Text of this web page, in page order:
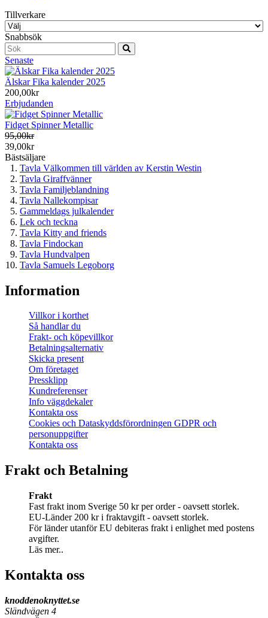
Tillverkare
Snabbsök
Senaste
Älskar Fika kalender 2025
200,00kr
Erbjudanden
Fidget Spinner Metallic
95,00kr
39,00kr
Bästsäljare
Tavla Välkommen till världen av Kerstin Westin
Tavla Giraffvänner
Tavla Familjeblandning
Tavla Nallekompisar
Gammeldags julkalender
Lek och teckna
Tavla Kitty and friends
Tavla Findockan
Tavla Hundvalpen
Tavla Samuels Legoborg
Information
Villkor i korthet
Så handlar du
Frakt- och köpevillkor
Betalningsalternativ
Skicka present
Om företaget
Pressklipp
Kundreferenser
Info väggdekaler
Kontakta oss
Cookies och Dataskyddsförordningen GDPR och
personuppgifter
Kontakta oss
Frakt och Betalning
Frakt
Fast frakt inom Sverige 50 kr per order - oavsett storlek.
EU-Länder 200 kr i fraktavgift - oavsett storlek.
För länder utanför EU debiteras frakt i enlighet med postens
avgifter.
Läs mer..
Kontakta oss
knoddenoknyttet.se
Sländvägen 4